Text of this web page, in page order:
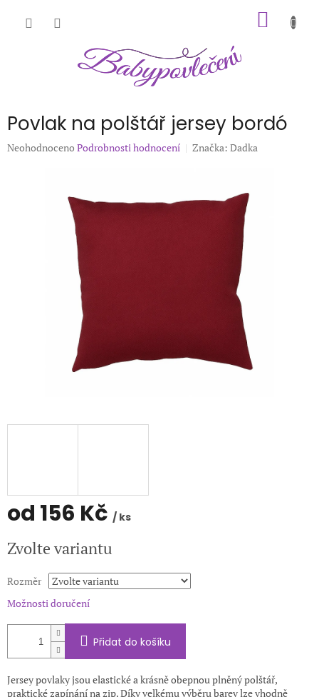
Povlak na polštář jersey bordó
Průměrné
Neohodnoceno Podrobnosti hodnocení Značka: Dadka
od 156 Kč / ks
cena:
Zvolte variantu
Rozměr
Možnosti doručení
Přidat do košíku
Jersey povlaky jsou elastické a krásně obepnou plněný polštář,
praktické zapínání na zip. Díky velkému výběru barev lze vhodně